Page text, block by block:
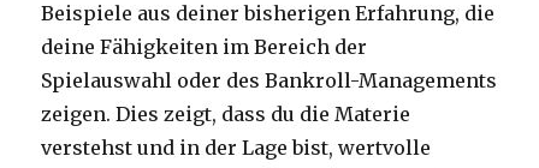
Beispiele aus deiner bisherigen Erfahrung, die
deine Fähigkeiten im Bereich der
Spielauswahl oder des Bankroll-Managements
zeigen. Dies zeigt, dass du die Materie
verstehst und in der Lage bist, wertvolle